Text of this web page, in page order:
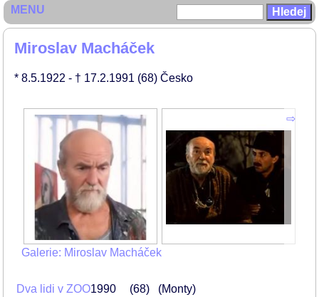
Miroslav Macháček
* 8.5.1922 - † 17.2.1991 (68) Česko
Galerie: Miroslav Macháček
Dva lidi v ZOO1990 68 (Monty)
MENU